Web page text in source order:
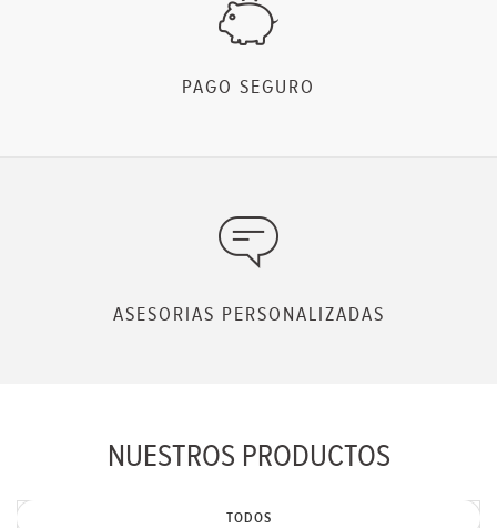
PAGO SEGURO
ASESORIAS PERSONALIZADAS
NUESTROS PRODUCTOS
TODOS